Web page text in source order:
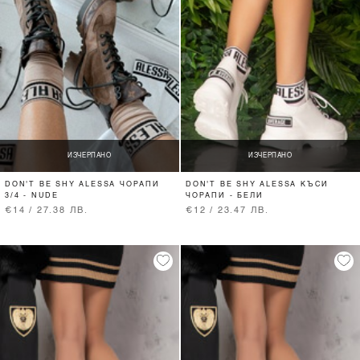
ИЗЧЕРПАНО
DON'T BE SHY ALESSA ЧОРАПИ
3/4 - NUDE
€14 / 27.38 ЛВ.
ИЗЧЕРПАНО
DON'T BE SHY ALESSA КЪСИ
ЧОРАПИ - БЕЛИ
€12 / 23.47 ЛВ.